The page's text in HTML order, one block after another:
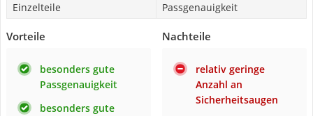
Einzelteile
Passgenauigkeit
Vorteile
besonders gute
Passgenauigkeit
besonders gute
Nachteile
relativ geringe
Anzahl an
Sicherheitsaugen